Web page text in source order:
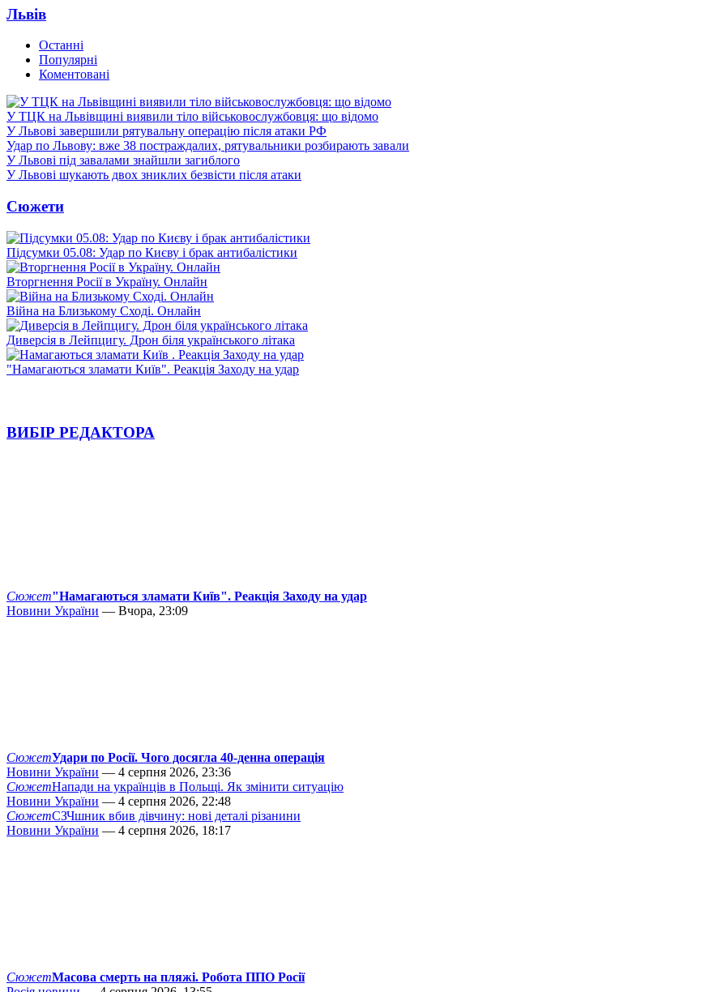
Львів
Останні
Популярні
Коментовані
У ТЦК на Львівщині виявили тіло військовослужбовця: що відомо
У Львові завершили рятувальну операцію після атаки РФ
Удар по Львову: вже 38 постраждалих, рятувальники розбирають завали
У Львові під завалами знайшли загиблого
У Львові шукають двох зниклих безвісти після атаки
Сюжети
Підсумки 05.08: Удар по Києву і брак антибалістики
Вторгнення Росії в Україну. Онлайн
Війна на Близькому Сході. Онлайн
Диверсія в Лейпцигу. Дрон біля українського літака
"Намагаються зламати Київ". Реакція Заходу на удар
ВИБІР РЕДАКТОРА
Сюжет"Намагаються зламати Київ". Реакція Заходу на удар
Новини України — Вчора, 23:09
СюжетУдари по Росії. Чого досягла 40-денна операція
Новини України — 4 серпня 2026, 23:36
СюжетНапади на українців в Польщі. Як змінити ситуацію
Новини України — 4 серпня 2026, 22:48
СюжетСЗЧшник вбив дівчину: нові деталі різанини
Новини України — 4 серпня 2026, 18:17
СюжетМасова смерть на пляжі. Робота ППО Росії